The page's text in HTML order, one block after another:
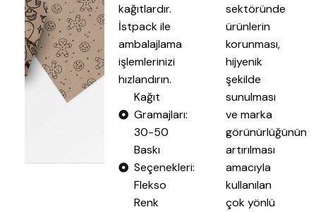
kağıtlardır.
İstpack ile
ambalajlama
işlemlerinizi
hızlandırın.
Kağıt
Gramajları:
30-50
Baskı
Seçenekleri:
Flekso
Renk
sektöründe
ürünlerin
korunması,
hijyenik
şekilde
sunulması
ve marka
görünürlüğünün
artırılması
amacıyla
kullanılan
çok yönlü